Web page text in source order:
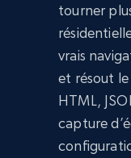
tourner
vrais
et résout
HTML,
capture